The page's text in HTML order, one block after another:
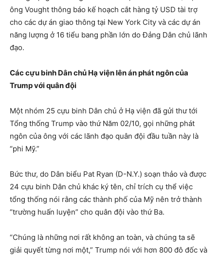
ông Vought thông báo kế hoạch cắt hàng tỷ USD tài trợ
cho các dự án giao thông tại New York City và các dự án
năng lượng ở 16 tiểu bang phần lớn do Đảng Dân chủ lãnh
đạo.
Các cựu binh Dân chủ Hạ viện lên án phát ngôn của
Trump với quân đội
Một nhóm 25 cựu binh Dân chủ ở Hạ viện đã gửi thư tới
Tổng thống Trump vào thứ Năm 02/10, gọi những phát
ngôn của ông với các lãnh đạo quân đội đầu tuần này là
“phi Mỹ.”
Bức thư, do Dân biểu Pat Ryan (D-N.Y.) soạn thảo và được
24 cựu binh Dân chủ khác ký tên, chỉ trích cụ thể việc
tổng thống nói rằng các thành phố của Mỹ nên trở thành
“trường huấn luyện” cho quân đội vào thứ Ba.
“Chúng là những nơi rất không an toàn, và chúng ta sẽ
giải quyết từng nơi một,” Trump nói với hơn 800 đô đốc và